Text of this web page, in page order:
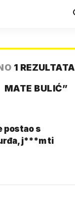
1 REZULTATA
MATE BULIĆ”
postao s
j***m ti